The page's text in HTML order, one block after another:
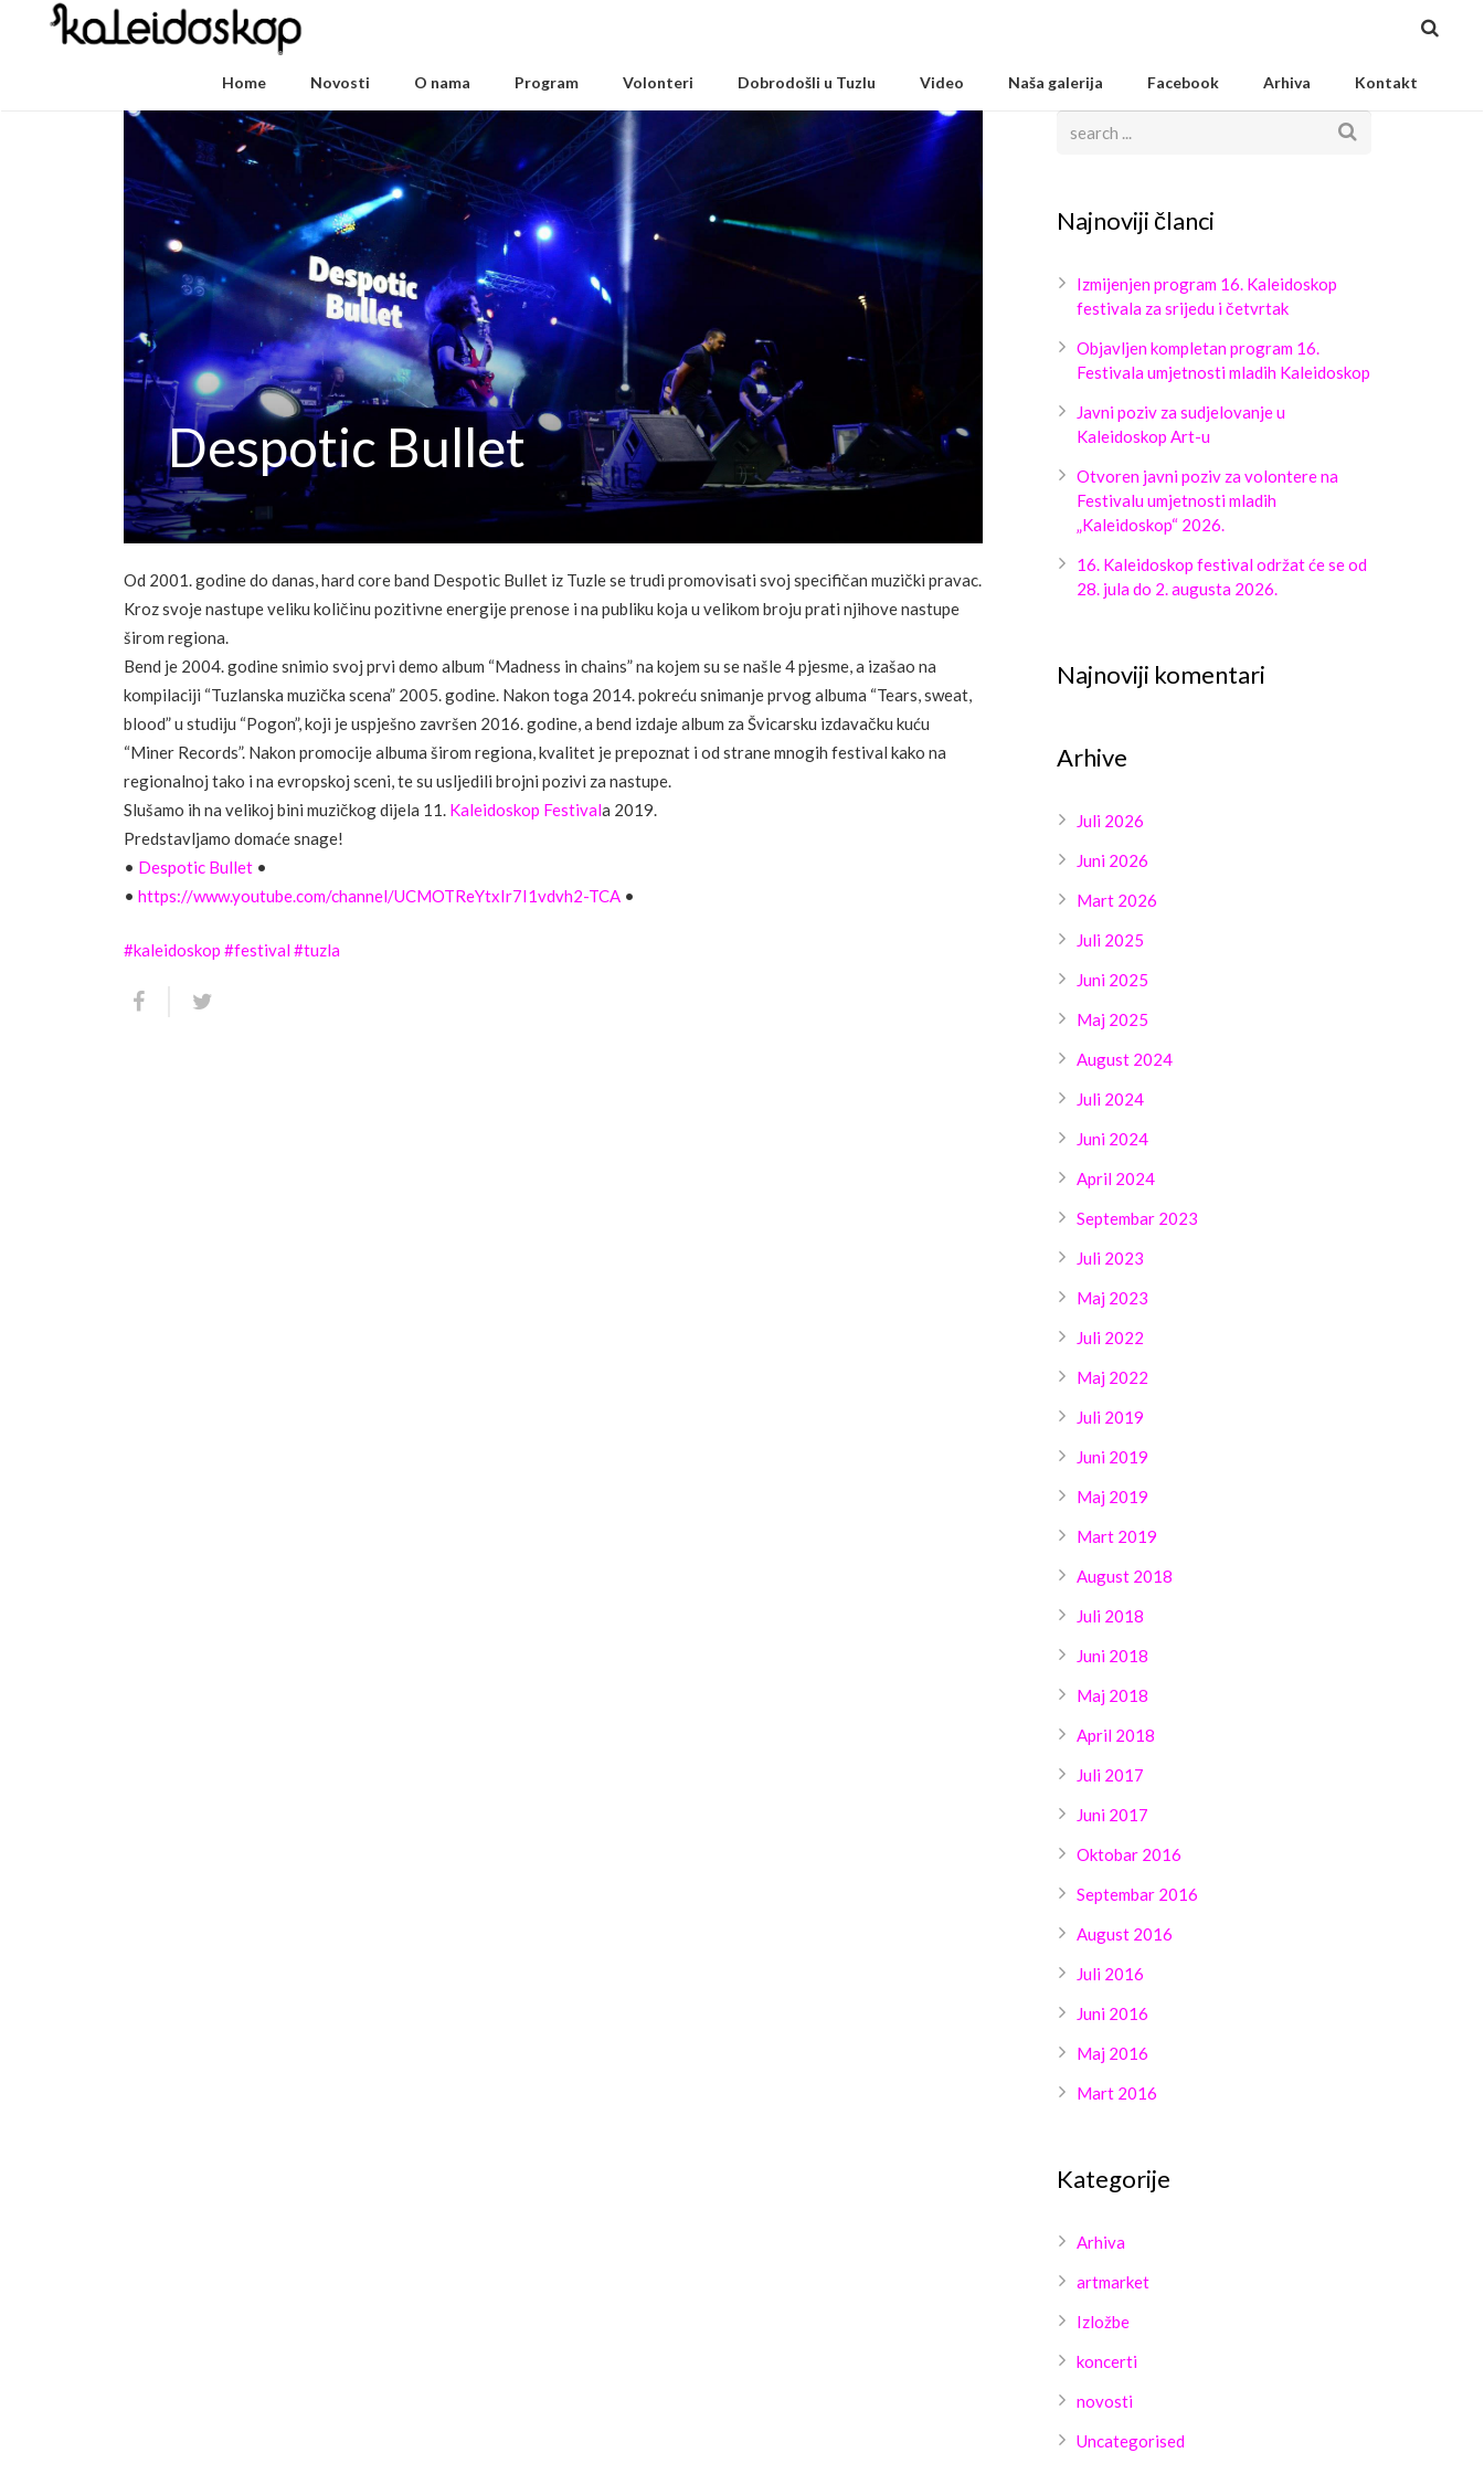
Home Novosti O nama Program Volonteri Dobrodošli u Tuzlu Video Naša galerija Facebook Arhiva Kontakt
Despotic Bullet
Od 2001. godine do danas, hard core band Despotic Bullet iz Tuzle se trudi promovisati svoj specifičan muzički pravac.
Kroz svoje nastupe veliku količinu pozitivne energije prenose i na publiku koja u velikom broju prati njihove nastupe
širom regiona.
Bend je 2004. godine snimio svoj prvi demo album “Madness in chains” na kojem su se našle 4 pjesme, a izašao na
kompilaciji “Tuzlanska muzička scena” 2005. godine. Nakon toga 2014. pokreću snimanje prvog albuma “Tears, sweat,
blood” u studiju “Pogon”, koji je uspješno završen 2016. godine, a bend izdaje album za Švicarsku izdavačku kuću
“Miner Records”. Nakon promocije albuma širom regiona, kvalitet je prepoznat i od strane mnogih festival kako na
regionalnoj tako i na evropskoj sceni, te su usljedili brojni pozivi za nastupe.
Slušamo ih na velikoj bini muzičkog dijela 11. Kaleidoskop Festivala 2019.
Predstavljamo domaće snage!
• Despotic Bullet •
• https://www.youtube.com/channel/UCMOTReYtxIr7I1vdvh2-TCA •
#kaleidoskop #festival#tuzla
Najnoviji članci
Izmijenjen program 16. Kaleidoskop
festivala za srijedu i četvrtak
Objavljen kompletan program 16.
Festivala umjetnosti mladih Kaleidoskop
Javni poziv za sudjelovanje u
Kaleidoskop Art-u
Otvoren javni poziv za volontere na
Festivalu umjetnosti mladih
„Kaleidoskop“ 2026.
16. Kaleidoskop festival održat će se od
28. jula do 2. augusta 2026.
Najnoviji komentari
Arhive
Juli 2026
Juni 2026
Mart 2026
Juli 2025
Juni 2025
Maj 2025
August 2024
Juli 2024
Juni 2024
April 2024
Septembar 2023
Juli 2023
Maj 2023
Juli 2022
Maj 2022
Juli 2019
Juni 2019
Maj 2019
Mart 2019
August 2018
Juli 2018
Juni 2018
Maj 2018
April 2018
Juli 2017
Juni 2017
Oktobar 2016
Septembar 2016
August 2016
Juli 2016
Juni 2016
Maj 2016
Mart 2016
Kategorije
Arhiva
artmarket
Izložbe
koncerti
novosti
Uncategorised